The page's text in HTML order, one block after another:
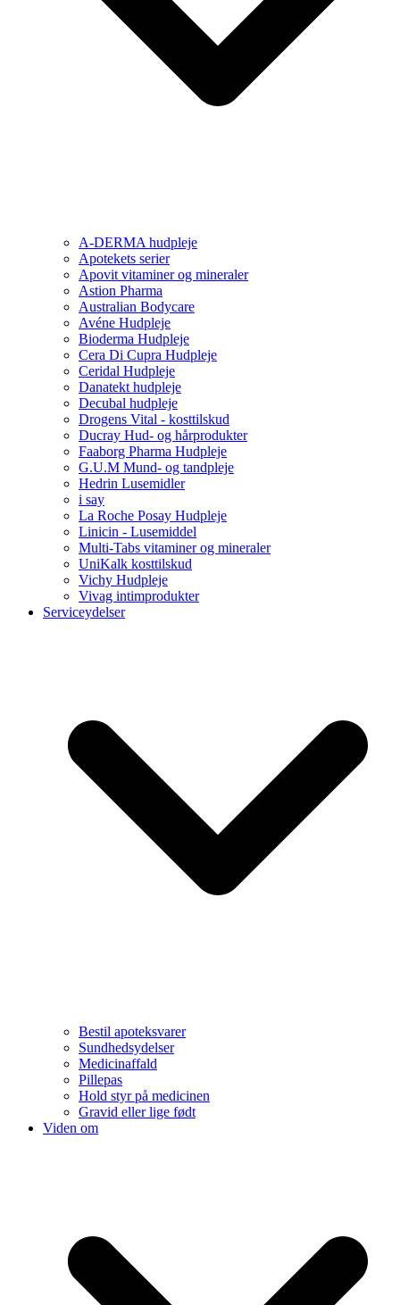
A-DERMA hudpleje
Apotekets serier
Apovit vitaminer og mineraler
Astion Pharma
Australian Bodycare
Avéne Hudpleje
Bioderma Hudpleje
Cera Di Cupra Hudpleje
Ceridal Hudpleje
Danatekt hudpleje
Decubal hudpleje
Drogens Vital - kosttilskud
Ducray Hud- og hårprodukter
Faaborg Pharma Hudpleje
G.U.M Mund- og tandpleje
Hedrin Lusemidler
i say
La Roche Posay Hudpleje
Linicin - Lusemiddel
Multi-Tabs vitaminer og mineraler
UniKalk kosttilskud
Vichy Hudpleje
Vivag intimprodukter
Serviceydelser
Bestil apoteksvarer
Sundhedsydelser
Medicinaffald
Pillepas
Hold styr på medicinen
Gravid eller lige født
Viden om